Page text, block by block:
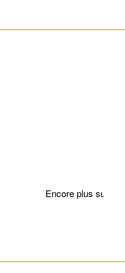
Encore plus sur le